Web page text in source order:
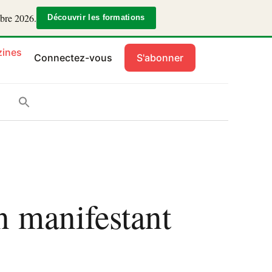
2026. Découvrir les formations
Connectez-vous S'abonner
manifestant